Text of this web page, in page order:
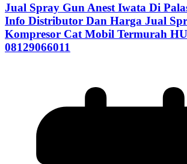
Jual Spray Gun Anest Iwata Di
Info Distributor Dan Harga Jual
Kompresor Cat Mobil Termurah
08129066011